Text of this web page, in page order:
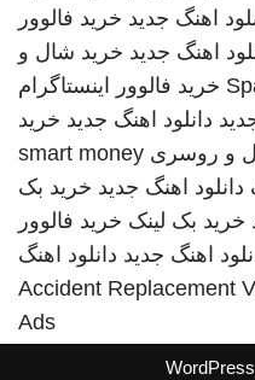
اهنگ جدید خرید فالوور
اهنگ جدید خرید شال و
خرید فالوور اینستاگرام
دانلود اهنگ جدید خرید
و روسری smart money
دانلود اهنگ جدید خرید بک
خرید بک لینک خرید فالوور
اهنگ جدید دانلود اهنگ
Accident Replacement
Ads
WordPress